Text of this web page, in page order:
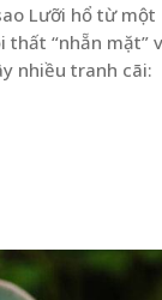
Lưỡi hổ từ một
thất “nhẵn mặt”
nhiều tranh cãi: